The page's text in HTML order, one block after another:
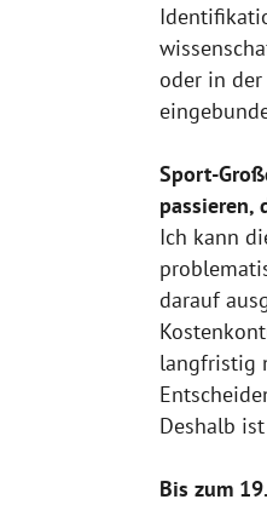
oder in
Sport-
passieren,
Ich kann
darauf
langfristig
Deshalb
Bis zum